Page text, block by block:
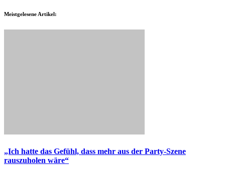
Meistgelesene Artikel:
„Ich hatte das Gefühl, dass mehr aus der Party-Szene
rauszuholen wäre“